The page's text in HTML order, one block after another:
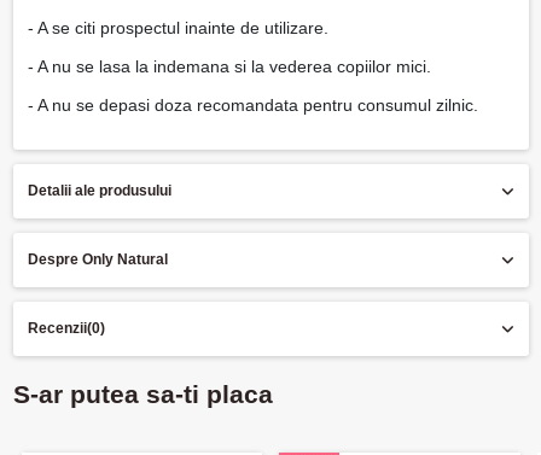
- A se citi prospectul inainte de utilizare.
- A nu se lasa la indemana si la vederea copiilor mici.
- A nu se depasi doza recomandata pentru consumul zilnic.
Detalii ale produsului
Despre Only Natural
Recenzii(0)
S-ar putea sa-ti placa